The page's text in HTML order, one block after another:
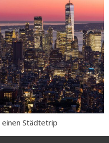
einen Städtetrip